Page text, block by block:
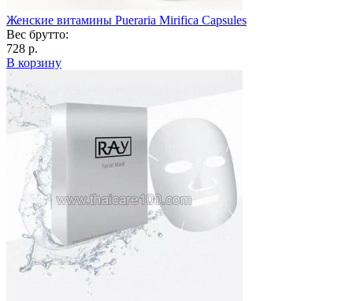
Женские витамины Pueraria Mirifica Capsules
Вес брутто:
728 р.
В корзину